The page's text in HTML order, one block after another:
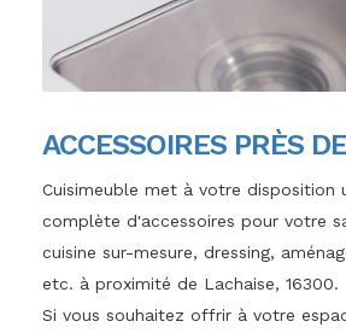
ACCESSOIRES PRÈS
Cuisimeuble met à votre disposition
complète d'accessoires pour votre
cuisine sur-mesure, dressing,
etc. à proximité de Lachaise, 16300.
Si vous souhaitez offrir à votre